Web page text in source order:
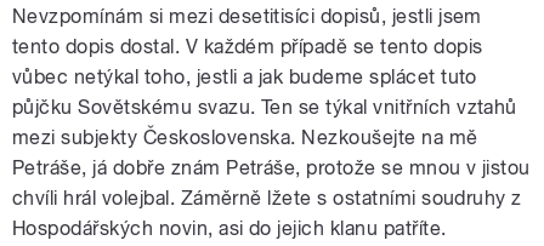
Nevzpomínám si mezi desetitisíci dopisů, jestli jsem
tento dopis dostal. V každém případě se tento dopis
vůbec netýkal toho, jestli a jak budeme splácet tuto
půjčku Sovětskému svazu. Ten se týkal vnitřních vztahů
mezi subjekty Československa. Nezkoušejte na mě
Petráše, já dobře znám Petráše, protože se mnou v jistou
chvíli hrál volejbal. Záměrně lžete s ostatními soudruhy z
Hospodářských novin, asi do jejich klanu patříte.